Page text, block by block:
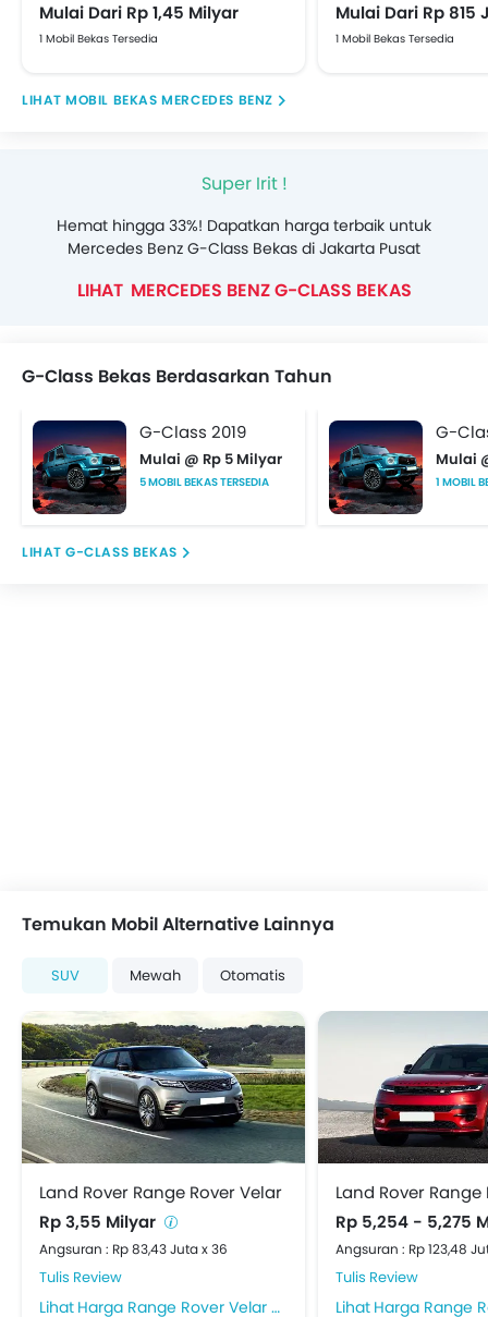
Mulai Dari Rp 1,45 Milyar
1 Mobil Bekas Tersedia
Mulai Dari Rp 815
1 Mobil Bekas Tersedia
MOBIL BEKAS MERCEDES BENZ
Super Irit !
Hemat hingga 33%! Dapatkan harga terbaik untuk
Mercedes Benz G-Class Bekas di Jakarta Pusat
MERCEDES BENZ G-CLASS BEKAS
G-Class Bekas Berdasarkan Tahun
G-Class 2019
Mulai @ Rp 5 Milyar
5 MOBIL BEKAS TERSEDIA
G-
Mulai
1 MOBIL
G-CLASS BEKAS
Temukan Mobil Alternative Lainnya
SUV Mewah Otomatis
Land Rover Range Rover Velar
Rp 3,55 Milyar
Angsuran : Rp 83,43 Juta x 36
Tulis Review
Harga Range Rover Velar di Jakarta Pusat
Land Rover
Rp 5,254 - 5,275
Angsuran : Rp 123,48
Tulis Review
Harga Range Rover